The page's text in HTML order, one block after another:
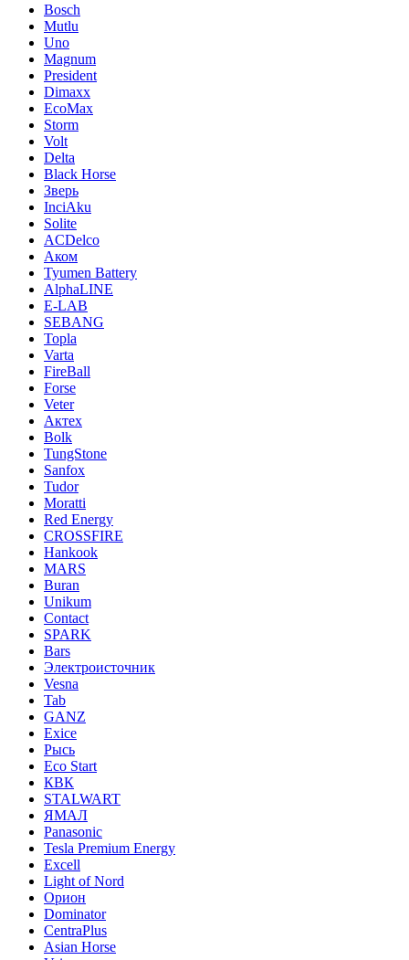
Bosch
Mutlu
Uno
Magnum
President
Dimaxx
EcoMax
Storm
Volt
Delta
Black Horse
Зверь
InciAku
Solite
ACDelco
Аком
Tyumen Battery
AlphaLINE
E-LAB
SEBANG
Topla
Varta
FireBall
Forse
Veter
Актех
Bolk
TungStone
Sanfox
Tudor
Moratti
Red Energy
CROSSFIRE
Hankook
MARS
Buran
Unikum
Contact
SPARK
Bars
Электроисточник
Vesna
Tab
GANZ
Exice
Рысь
Eco Start
КВК
STALWART
ЯМАЛ
Panasonic
Tesla Premium Energy
Excell
Light of Nord
Орион
Dominator
CentraPlus
Asian Horse